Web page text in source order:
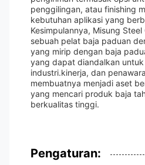
penggilingan, atau finishing
kebutuhan aplikasi yang
Kesimpulannya, Misung
sebuah pelat baja paduan
yang mirip dengan baja
yang dapat diandalkan
industri.kinerja, dan
membuatnya menjadi aset
yang mencari produk baja
berkualitas tinggi.
Pengaturan: